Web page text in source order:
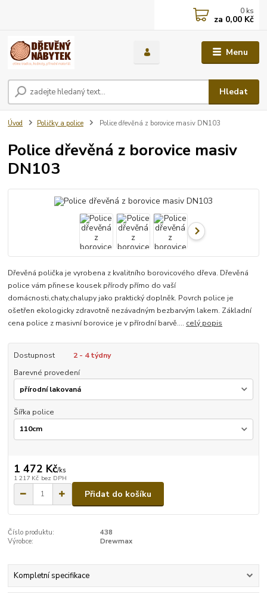
Menu
Hledat
0 ks
za 0,00 Kč
Úvod Poličky a police Police dřevěná z borovice masiv DN103
Police dřevěná z borovice masiv
DN103
Dřevěná polička je vyrobena z kvalitního borovicového dřeva. Dřevěná
police vám přinese kousek přírody přímo do vaší
domácnosti,chaty,chalupy jako praktický doplněk. Povrch police je
ošetřen ekologicky zdravotně nezávadným bezbarvým lakem. Základní
cena police z masivní borovice je v přírodní barvě.... celý popis
Dostupnost
2 - 4 týdny
Barevné provedení
Šířka police
1 472 Kč/ks
1 217 Kč bez DPH
Přidat do košíku
Číslo produktu:
438
Výrobce:
Drewmax
Kompletní specifikace